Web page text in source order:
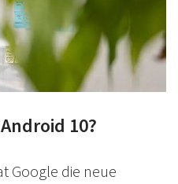
10?
Google die neue